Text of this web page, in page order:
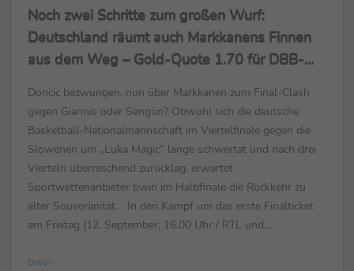
Noch zwei Schritte zum großen Wurf:
Deutschland räumt auch Markkanens Finnen
aus dem Weg – Gold-Quote 1.70 für DBB-
Doncic bezwungen, nun über Markkanen zum Final-Clash
gegen Giannis oder Sengün? Obwohl sich die deutsche
Basketball-Nationalmannschaft im Viertelfinale gegen die
Slowenen um „Luka Magic“ lange schwertat und nach drei
Vierteln überraschend zurücklag, erwartet
Sportwettenanbieter bwin im Halbfinale die Rückkehr zu
alter Souveränität. In den Kampf um das erste Finalticket
am Freitag (12. September, 16.00 Uhr / RTL und
Team um Kapitän...
bwin